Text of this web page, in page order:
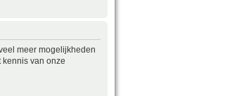
meer mogelijkheden
van onze